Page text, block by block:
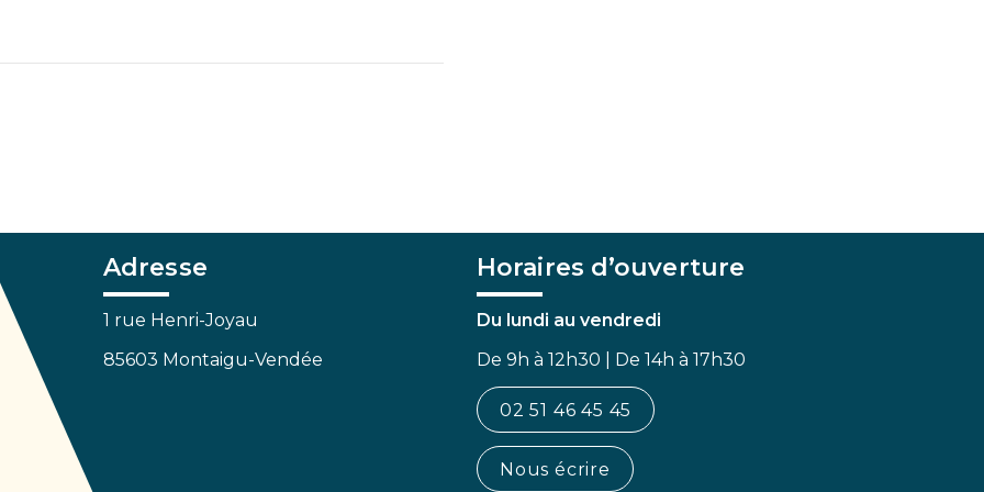
Adresse
1 rue Henri-Joyau
85603 Montaigu-Vendée
Horaires d’ouverture
Du lundi au vendredi
De 9h à 12h30 | De 14h à 17h30
02 51 46 45 45
Nous écrire